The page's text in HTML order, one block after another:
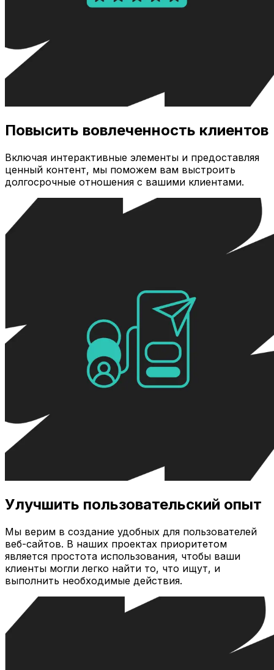
Повысить вовлеченность клиентов
Включая интерактивные элементы и предоставляя
ценный контент, мы поможем вам выстроить
долгосрочные отношения с вашими клиентами.
Улучшить пользовательский опыт
Мы верим в создание удобных для пользователей
веб-сайтов. В наших проектах приоритетом
является простота использования, чтобы ваши
клиенты могли легко найти то, что ищут, и
выполнить необходимые действия.